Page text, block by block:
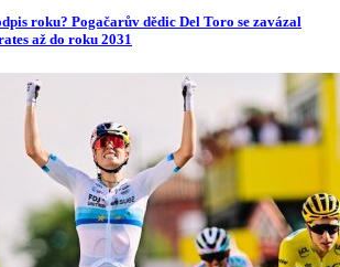
roku? Pogačarův dědic Del Toro se zavázal
až do roku 2031